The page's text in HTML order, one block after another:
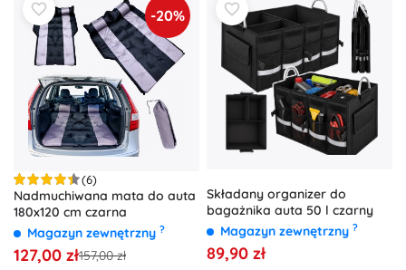
-20%
(6)
Nadmuchiwana mata do auta
180x120 cm czarna
Magazyn zewnętrzny ?
127,00 zł157,00 zł
Składany organizer do
bagażnika auta 50 l czarny
Magazyn zewnętrzny ?
89,90 zł